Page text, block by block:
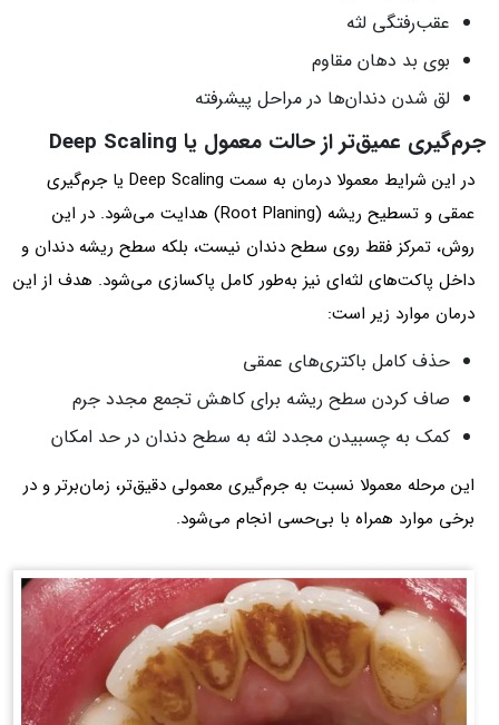
عقب‌رفتگی لثه
بوی بد دهان مقاوم
لق شدن دندان‌ها در مراحل پیشرفته
جرم‌گیری عمیق‌تر از حالت معمول یا Deep Scaling
در این شرایط معمولا درمان به سمت Deep Scaling یا جرم‌گیری
عمقی و تسطیح ریشه (Root Planing) هدایت می‌شود. در این
روش، تمرکز فقط روی سطح دندان نیست، بلکه سطح ریشه دندان و
داخل پاکت‌های لثه‌ای نیز به‌طور کامل پاکسازی می‌شود. هدف از این
درمان موارد زیر است:
حذف کامل باکتری‌های عمقی
صاف کردن سطح ریشه برای کاهش تجمع مجدد جرم
کمک به چسبیدن مجدد لثه به سطح دندان در حد امکان
این مرحله معمولا نسبت به جرم‌گیری معمولی دقیق‌تر، زمان‌برتر و در
برخی موارد همراه با بی‌حسی انجام می‌شود.